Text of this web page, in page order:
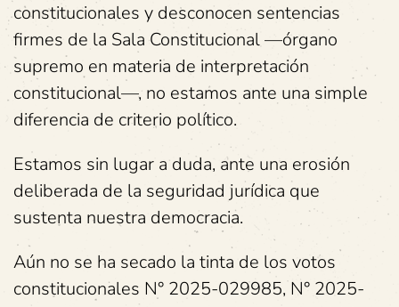
constitucionales y desconocen sentencias
firmes de la Sala Constitucional —órgano
supremo en materia de interpretación
constitucional—, no estamos ante una simple
diferencia de criterio político.
Estamos sin lugar a duda, ante una erosión
deliberada de la seguridad jurídica que
sustenta nuestra democracia.
Aún no se ha secado la tinta de los votos
constitucionales N° 2025-029985, N° 2025-